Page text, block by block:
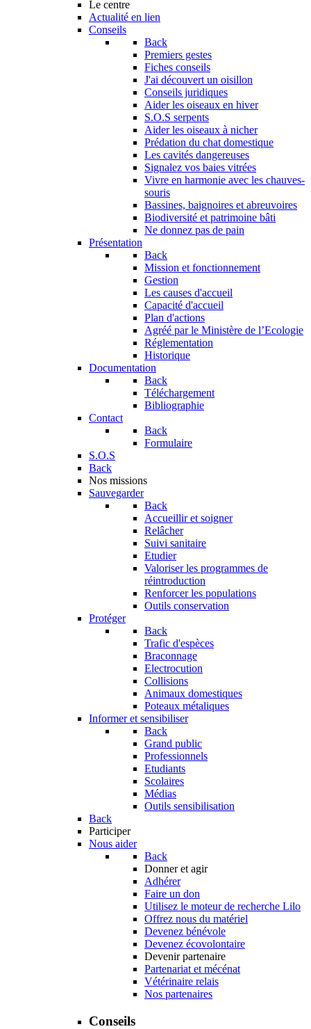
Le centre
Actualité en lien
Conseils
Back
Premiers gestes
Fiches conseils
J'ai découvert un oisillon
Conseils juridiques
Aider les oiseaux en hiver
S.O.S serpents
Aider les oiseaux à nicher
Prédation du chat domestique
Les cavités dangereuses
Signalez vos baies vitrées
Vivre en harmonie avec les chauves-
souris
Bassines, baignoires et abreuvoires
Biodiversité et patrimoine bâti
Ne donnez pas de pain
Présentation
Back
Mission et fonctionnement
Gestion
Les causes d'accueil
Capacité d'accueil
Plan d'actions
Agréé par le Ministère de l’Ecologie
Réglementation
Historique
Documentation
Back
Téléchargement
Bibliographie
Contact
Back
Formulaire
S.O.S
Back
Nos missions
Sauvegarder
Back
Accueillir et soigner
Relâcher
Suivi sanitaire
Etudier
Valoriser les programmes de
réintroduction
Renforcer les populations
Outils conservation
Protéger
Back
Trafic d'espèces
Braconnage
Electrocution
Collisions
Animaux domestiques
Poteaux métaliques
Informer et sensibiliser
Back
Grand public
Professionnels
Etudiants
Scolaires
Médias
Outils sensibilisation
Back
Participer
Nous aider
Back
Donner et agir
Adhérer
Faire un don
Utilisez le moteur de recherche Lilo
Offrez nous du matériel
Devenez bénévole
Devenez écovolontaire
Devenir partenaire
Partenariat et mécénat
Vétérinaire relais
Nos partenaires
Conseils